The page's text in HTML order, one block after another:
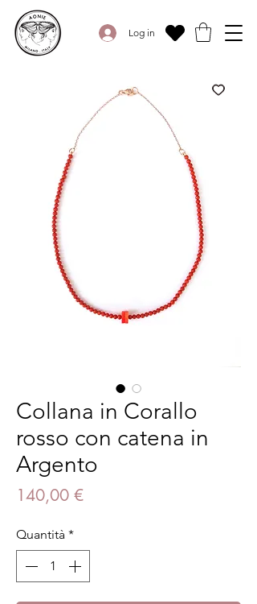
Log in
Collana in Corallo
rosso con catena in
Argento
140,00 €Prezzo
Quantità *